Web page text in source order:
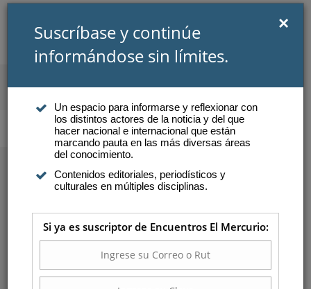
SUSCRIBIRSE INICIAR SESIÓN
Atención a suscriptores
Suscríbase y continúe
informándose sin límites.
×
Un espacio para informarse y reflexionar con
los distintos actores de la noticia y del que
hacer nacional e internacional que están
marcando pauta en las más diversas áreas
del conocimiento.
Contenidos editoriales, periodísticos y
culturales en múltiples disciplinas.
Si ya es suscriptor de Encuentros El Mercurio: